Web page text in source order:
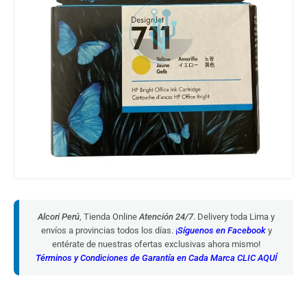
Alcori Perú, Tienda OnlineAtención 24/7. Delivery toda Lima y
envíos a provincias todos los días. ¡Síguenos en Facebook y
entérate de nuestras ofertas exclusivas ahora mismo!
Términos y Condiciones de Garantía en Cada Marca CLIC AQUÍ